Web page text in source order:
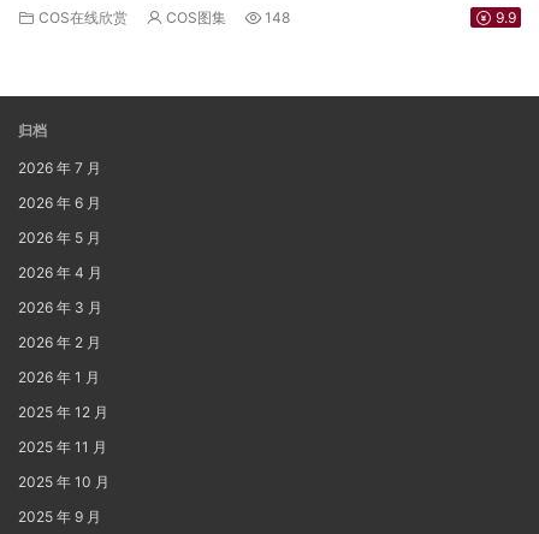
COS在线欣赏 COS图集 148 9.9
归档
2026 年 7 月
2026 年 6 月
2026 年 5 月
2026 年 4 月
2026 年 3 月
2026 年 2 月
2026 年 1 月
2025 年 12 月
2025 年 11 月
2025 年 10 月
2025 年 9 月